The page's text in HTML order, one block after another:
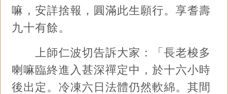
嘛，安詳捨報，圓滿此生願行。享耆壽
九十有餘。
上師仁波切告訴大家：「長老梭多
喇嘛臨終進入甚深禪定中，於十六小時
後出定。冷凍六日法體仍然軟綿。其間